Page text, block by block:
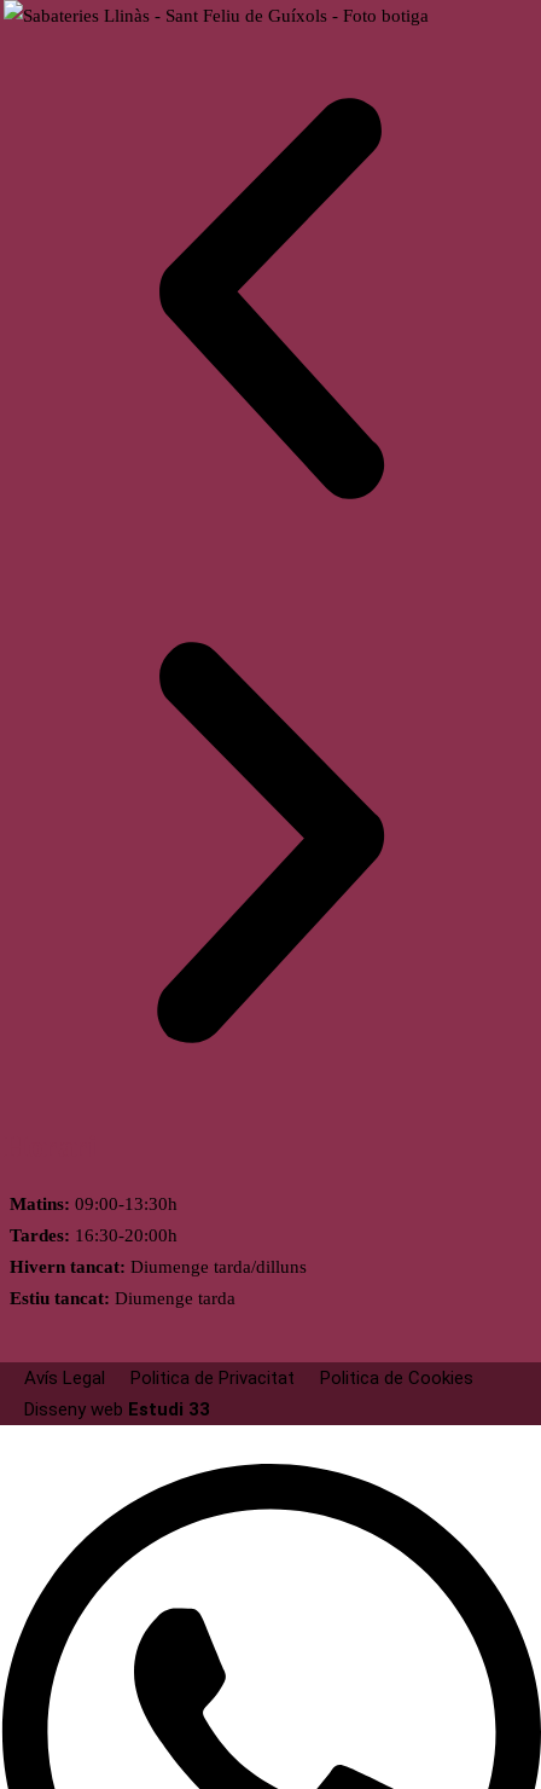
Matins: 09:00-13:30h
Tardes: 16:30-20:00h
Hivern tancat: Diumenge tarda/dilluns
Estiu tancat: Diumenge tarda
Avís Legal Politica de Privacitat
Politica de Cookies
Disseny web Estudi 33